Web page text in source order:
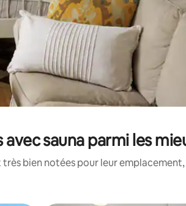
sauna parmi les
bien notées pour leur